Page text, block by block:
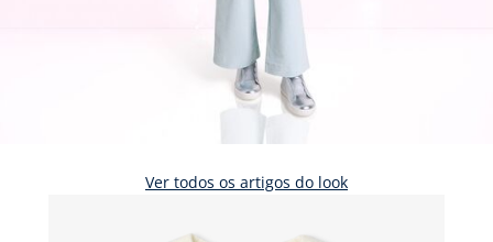
Ver todos os artigos do look